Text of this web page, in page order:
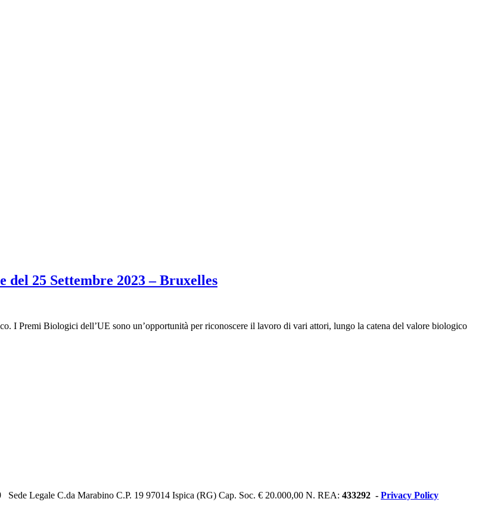
25 Settembre 2023 – Bruxelles
I Premi Biologici dell’UE sono un’opportunità per riconoscere il lavoro di vari attori, lungo la catena del valore biologico
Legale C.da Marabino C.P. 19 97014 Ispica (RG) Cap. Soc. € 20.000,00 N. REA: 433292 - Privacy Policy